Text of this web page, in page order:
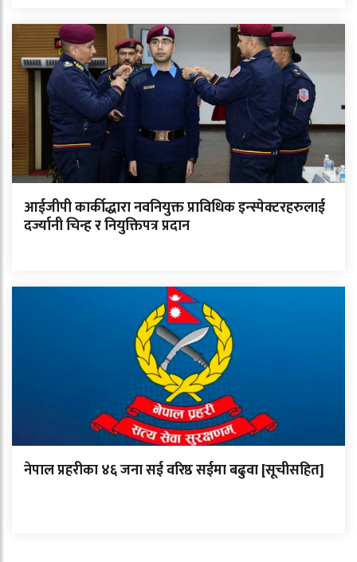
आईजीपी कार्कीद्धारा नवनियुक्त प्राविधिक इन्स्पेक्टरहरुलाई
दर्ज्यानी चिन्ह र नियुक्तिपत्र प्रदान
नेपाल प्रहरीका ४६ जना सई वरिष्ठ सईमा बढुवा [सूचीसहित]